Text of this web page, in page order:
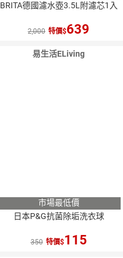
BRITA德國濾水壺3.5L附濾芯1入
2,000 特價 639
易生活ELiving
市場最低價
日本P&G抗菌除垢洗衣球
350 特價 115